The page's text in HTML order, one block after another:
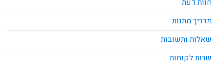
חוות דעת
מדריך מתנות
שאלות ותשובות
שרות לקוחות